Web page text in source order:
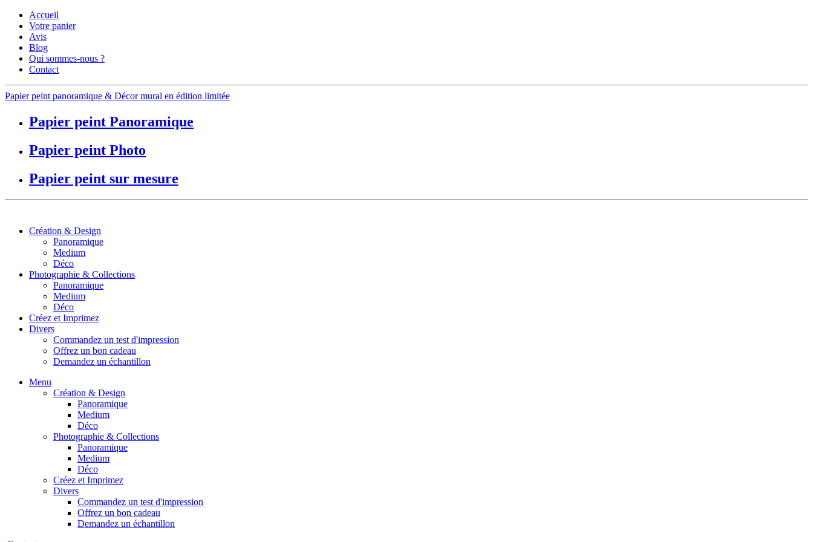
Accueil
Votre panier
Avis
Blog
Qui sommes-nous ?
Contact
Papier peint panoramique & Décor mural en édition limitée
Papier peint Panoramique
Papier peint Photo
Papier peint sur mesure
Création & Design
Panoramique
Medium
Déco
Photographie & Collections
Panoramique
Medium
Déco
Créez et Imprimez
Divers
Commandez un test d'impression
Offrez un bon cadeau
Demandez un échantillon
Menu
Création & Design
Panoramique
Medium
Déco
Photographie & Collections
Panoramique
Medium
Déco
Créez et Imprimez
Divers
Commandez un test d'impression
Offrez un bon cadeau
Demandez un échantillon